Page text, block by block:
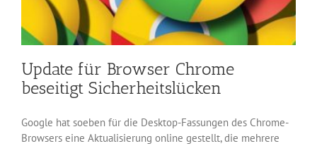
Update für Browser Chrome
beseitigt Sicherheitslücken
Google hat soeben für die Desktop-Fassungen des Chrome-
Browsers eine Aktualisierung online gestellt, die mehrere